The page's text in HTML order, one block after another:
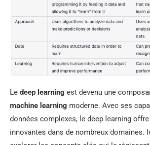
Le deep learning est devenu une
machine learning moderne. Avec ses
données complexes, le deep learning
innovantes dans de nombreux domaines.